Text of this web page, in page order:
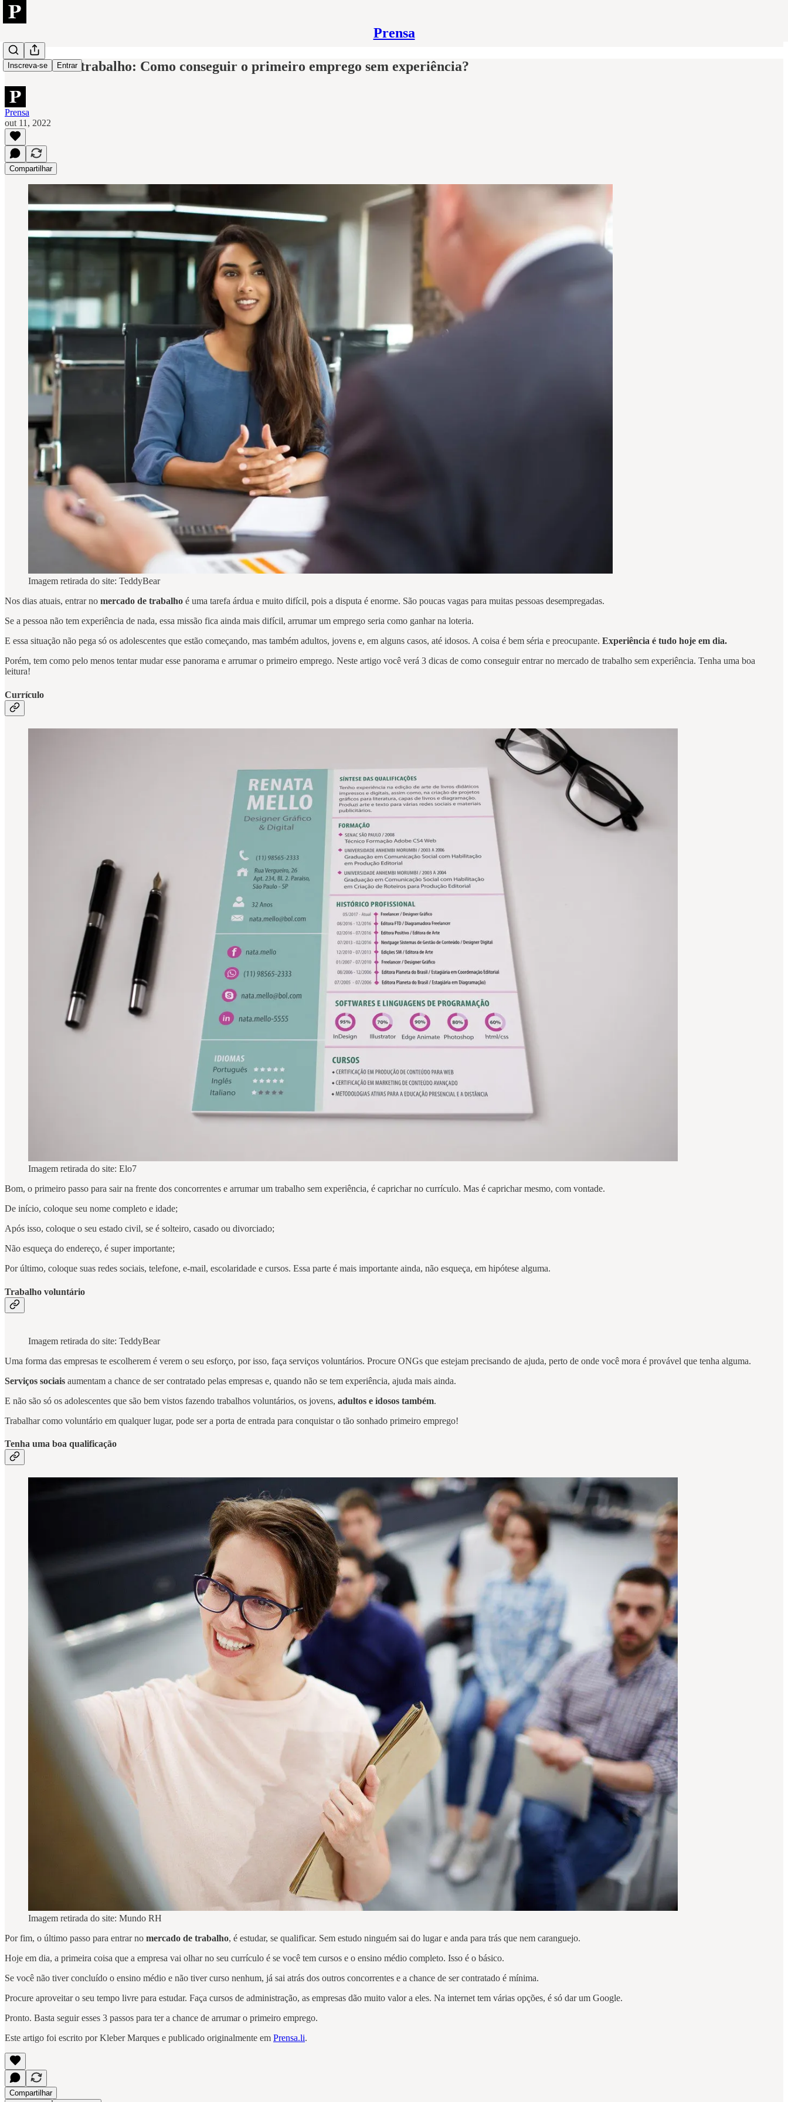
Prensa
Inscreva-se Entrar
Mercado de trabalho: Como conseguir o primeiro emprego sem experiência?
Prensa
out 11, 2022
Compartilhar
Imagem retirada do site: TeddyBear
Nos dias atuais, entrar no mercado de trabalho é uma tarefa árdua e muito difícil, pois a disputa é enorme. São poucas vagas para muitas pessoas desempregadas.
Se a pessoa não tem experiência de nada, essa missão fica ainda mais difícil, arrumar um emprego seria como ganhar na loteria.
E essa situação não pega só os adolescentes que estão começando, mas também adultos, jovens e, em alguns casos, até idosos. A coisa é bem séria e preocupante. Experiência é tudo hoje em dia.
Porém, tem como pelo menos tentar mudar esse panorama e arrumar o primeiro emprego. Neste artigo você verá 3 dicas de como conseguir entrar no mercado de trabalho sem experiência. Tenha uma boa
leitura!
Currículo
Imagem retirada do site: Elo7
Bom, o primeiro passo para sair na frente dos concorrentes e arrumar um trabalho sem experiência, é caprichar no currículo. Mas é caprichar mesmo, com vontade.
De início, coloque seu nome completo e idade;
Após isso, coloque o seu estado civil, se é solteiro, casado ou divorciado;
Não esqueça do endereço, é super importante;
Por último, coloque suas redes sociais, telefone, e-mail, escolaridade e cursos. Essa parte é mais importante ainda, não esqueça, em hipótese alguma.
Trabalho voluntário
Imagem retirada do site: TeddyBear
Uma forma das empresas te escolherem é verem o seu esforço, por isso, faça serviços voluntários. Procure ONGs que estejam precisando de ajuda, perto de onde você mora é provável que tenha alguma.
Serviços sociais aumentam a chance de ser contratado pelas empresas e, quando não se tem experiência, ajuda mais ainda.
E não são só os adolescentes que são bem vistos fazendo trabalhos voluntários, os jovens, adultos e idosos também.
Trabalhar como voluntário em qualquer lugar, pode ser a porta de entrada para conquistar o tão sonhado primeiro emprego!
Tenha uma boa qualificação
Imagem retirada do site: Mundo RH
Por fim, o último passo para entrar no mercado de trabalho, é estudar, se qualificar. Sem estudo ninguém sai do lugar e anda para trás que nem caranguejo.
Hoje em dia, a primeira coisa que a empresa vai olhar no seu currículo é se você tem cursos e o ensino médio completo. Isso é o básico.
Se você não tiver concluído o ensino médio e não tiver curso nenhum, já sai atrás dos outros concorrentes e a chance de ser contratado é mínima.
Procure aproveitar o seu tempo livre para estudar. Faça cursos de administração, as empresas dão muito valor a eles. Na internet tem várias opções, é só dar um Google.
Pronto. Basta seguir esses 3 passos para ter a chance de arrumar o primeiro emprego.
Este artigo foi escrito por Kleber Marques e publicado originalmente em Prensa.li.
Compartilhar